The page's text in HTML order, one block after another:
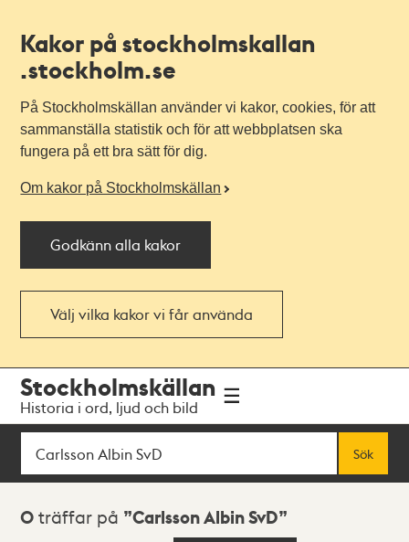
Kakor på stockholmskallan
.stockholm.se
På Stockholmskällan använder vi kakor, cookies, för att
sammanställa statistik och för att webbplatsen ska
fungera på ett bra sätt för dig.
Om kakor på Stockholmskällan
Godkänn alla kakor
Välj vilka kakor vi får använda
navigationen
huvudinnehållet
Stockholmskällan
Historia i ord, ljud och bild
Sök
Sök
Sökresultat
0 träffar på Carlsson Albin SvD